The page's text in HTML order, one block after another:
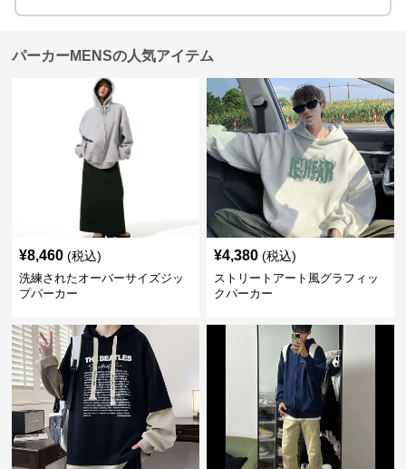
パーカーMENSの人気アイテム
¥8,460 (税込)
洗練されたオーバーサイズジッ
プパーカー
¥4,380 (税込)
ストリートアート風グラフィッ
クパーカー